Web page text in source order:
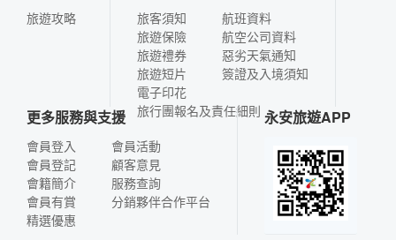
旅遊攻略
旅客須知
旅遊保險
旅遊禮券
旅遊短片
電子印花
航班資料
航空公司資料
惡劣天氣通知
簽證及入境須知
旅行團報名及責任細則
更多服務與支援
會員登入
會員登記
會籍簡介
會員有賞
精選優惠
會員活動
顧客意見
服務查詢
分銷夥伴合作平台
永安旅遊APP